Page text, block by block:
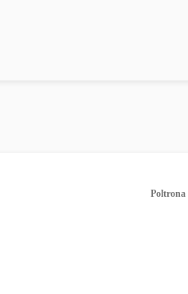
Poltrona